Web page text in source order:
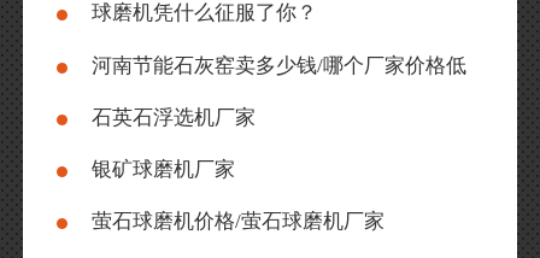
球磨机凭什么征服了你？
河南节能石灰窑卖多少钱/哪个厂家价格低
石英石浮选机厂家
银矿球磨机厂家
萤石球磨机价格/萤石球磨机厂家